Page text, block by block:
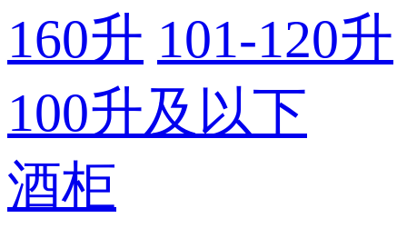
160升 101-120升
100升及以下
酒柜